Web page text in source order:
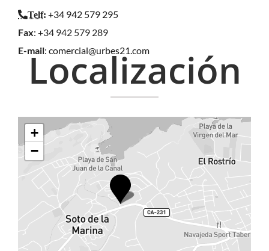
Localización
+
−
Telf: +34 942 579 295
Fax: +34 942 579 289
E-mail: comercial@urbes21.com